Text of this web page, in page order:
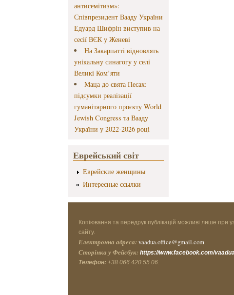
антисемітизм»:
Співпрезидент Вааду України
Едуард Шифрін виступив на
сесії ВЄК у Женеві
На Закарпатті відновлять
унікальну синагогу у селі
Великі Ком’яти
Маца до свята Песах:
підсумки реалізації
гуманітарного проєкту World
Jewish Congress та Вааду
України у 2022-2026 році
Еврейський світ
Еврейские женщины
Интересные ссылки
Копіювання та передрук публікацій можливі лише при
сайту.
Електронна адреса: vaadua.office@gmail.com
Сторінка у Фейсбук: https://www.facebook.com/
Телефон: +38 066 420 55 06.